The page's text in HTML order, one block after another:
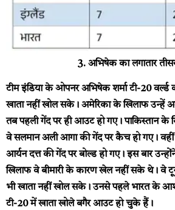
3. अभिषेक का लगातार
टीम इंडिया के ओपनर अभिषेक शर्मा टी-20
खाता नहीं खोल सके। अमेरिका के खिलाफ उन्हें
तब पहली गेंद पर ही आउट हो गए। पाकिस्तान
वे सलमान अली आगा की गेंद पर कैच हो गए।
आर्यन दत्त की गेंद पर बोल्ड हो गए। इस बार
खिलाफ वे बीमारी के कारण खेल नहीं सके थे। वे
भी खाता नहीं खोल सके। उनसे पहले भारत के
टी-20 में खाता खोले बगैर आउट हो चुके हैं।